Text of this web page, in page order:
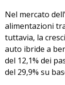
Nel mercato
alimentazioni
tuttavia, la
auto ibride a
del 12,1% dei
del 29,9% su